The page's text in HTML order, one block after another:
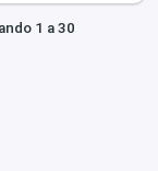
1 a 30